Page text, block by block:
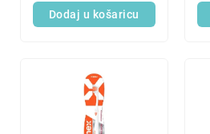
Dodaj u košaricu